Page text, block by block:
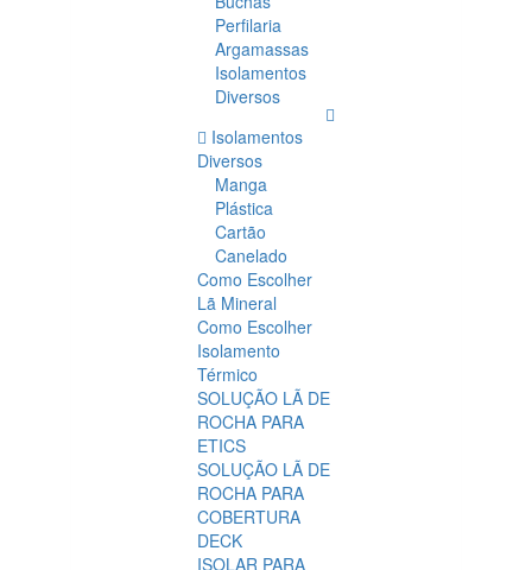
Perfilaria
Argamassas
Isolamentos
Diversos
Isolamentos
Diversos
Manga
Plástica
Cartão
Canelado
Como Escolher
Lã Mineral
Como Escolher
Isolamento
Térmico
SOLUÇÃO LÃ DE
ROCHA PARA
ETICS
SOLUÇÃO LÃ DE
ROCHA PARA
COBERTURA
DECK
ISOLAR PARA